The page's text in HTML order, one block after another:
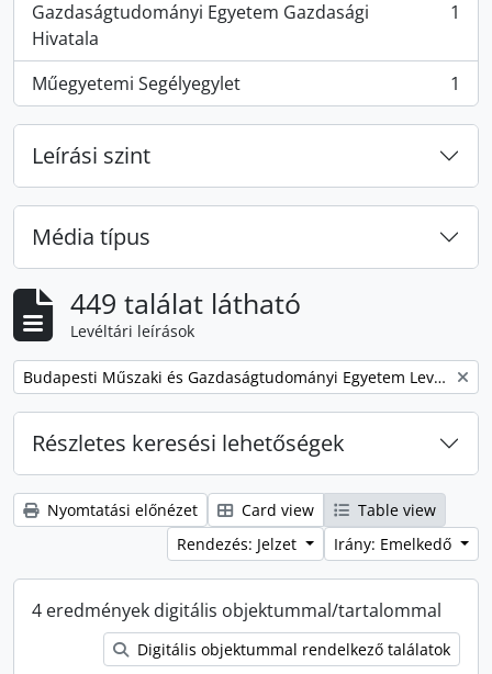
Gazdaságtudományi Egyetem Gazdasági
Hivatala
, 1 eredmények 1
Műegyetemi Segélyegylet
, 1 eredmények 1
Leírási szint
Média típus
449 találat látható
Levéltári leírások
Remove filter: Budapesti Műszaki és Gazdaságtudományi Egyetem Levéltárának iratanyaga
Részletes keresési lehetőségek
Nyomtatási előnézet Card view
Table view
Rendezés: Jelzet
Irány: Emelkedő
4 eredmények digitális objektummal/tartalommal
Digitális objektummal rendelkező találatok